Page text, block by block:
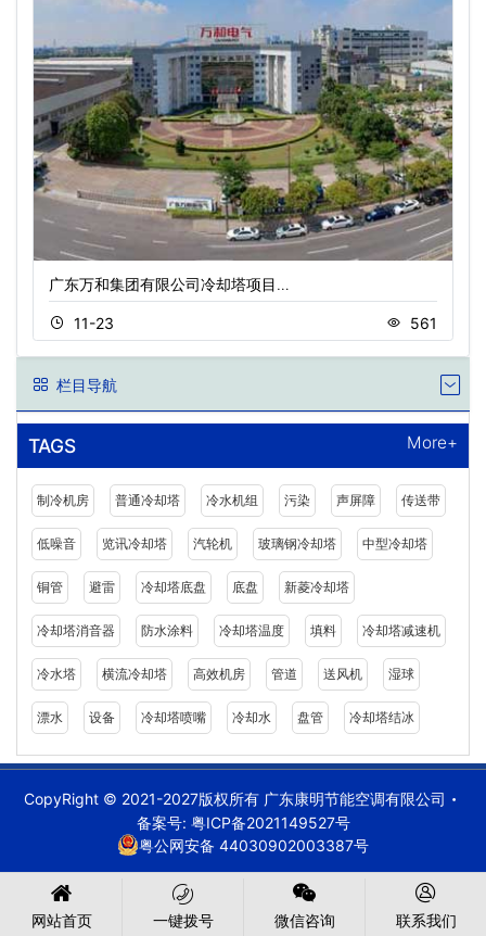
广东万和集团有限公司冷却塔项目…
11-23 561
栏目导航
TAGS More+
制冷机房 普通冷却塔 冷水机组 污染 声屏障 传送带
低噪音 览讯冷却塔 汽轮机 玻璃钢冷却塔 中型冷却塔
铜管 避雷 冷却塔底盘 底盘 新菱冷却塔
冷却塔消音器 防水涂料 冷却塔温度 填料 冷却塔减速机
冷水塔 横流冷却塔 高效机房 管道 送风机 湿球
漂水 设备 冷却塔喷嘴 冷却水 盘管 冷却塔结冰
CopyRight © 2021-2027版权所有 广东康明节能空调有限公司
备案号: 粤ICP备2021149527号
粤公网安备 44030902003387号
网站首页 一键拨号 微信咨询 联系我们